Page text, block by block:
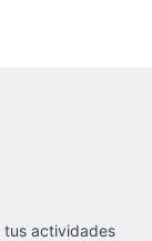
actividades